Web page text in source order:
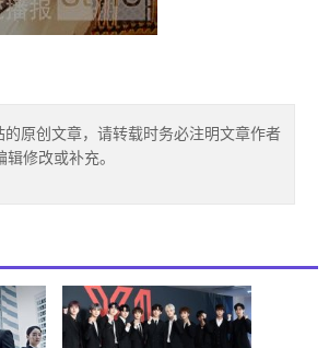
原创文章，请转载时务必注明文章作者
修改或补充。